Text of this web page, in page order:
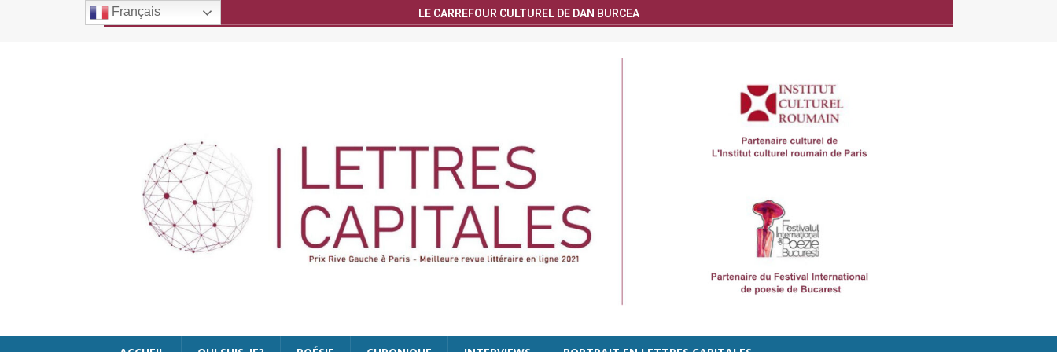
LE CARREFOUR CULTUREL DE DAN BURCEA
Français